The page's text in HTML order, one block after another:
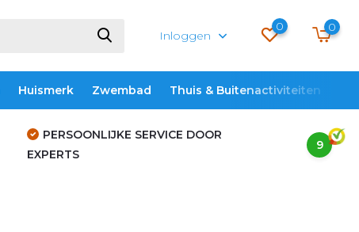
Inloggen
0 0
Huismerk Zwembad Thuis & Buitenactiviteiten
PERSOONLIJKE SERVICE DOOR
EXPERTS
9